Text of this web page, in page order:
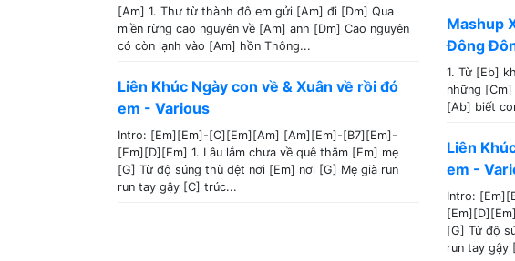
[Am] 1. Thư từ thành đô em gửi [Am] đi [Dm] Qua
miền rừng cao nguyên về [Am] anh [Dm] Cao nguyên
có còn lạnh vào [Am] hồn Thông...
Liên Khúc Ngày con về & Xuân về rồi đó
em - Various
Intro: [Em][Em]-[C][Em][Am] [Am][Em]-[B7][Em]-
[Em][D][Em] 1. Lâu lắm chưa về quê thăm [Em] mẹ
[G] Từ độ súng thù dệt nơi [Em] nơi [G] Mẹ già run
run tay gậy [C] trúc...
Mashup
Đông
1. Từ [Eb]
những
[Ab] biết
Liên
em -
Intro:
[G] Từ độ
run tay gậy